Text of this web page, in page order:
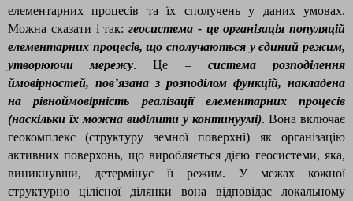
елементарних процесів та їх сполучень у даних умовах.
Можна сказати і так: геосистема - це організація популяцій
елементарних процесів, що сполучаються у єдиний режим,
утворюючи мережу. Це – система розподілення
ймовірностей, пов’язана з розподілом функцій, накладена
на рівноймовірність реалізації елементарних процесів
(наскільки їх можна виділити у континуумі). Вона включає
геокомплекс (структуру земної поверхні) як організацію
активних поверхонь, що виробляється дією геосистеми, яка,
виникнувши, детермінує її режим. У межах кожної
структурно цілісної ділянки вона відповідає локальному